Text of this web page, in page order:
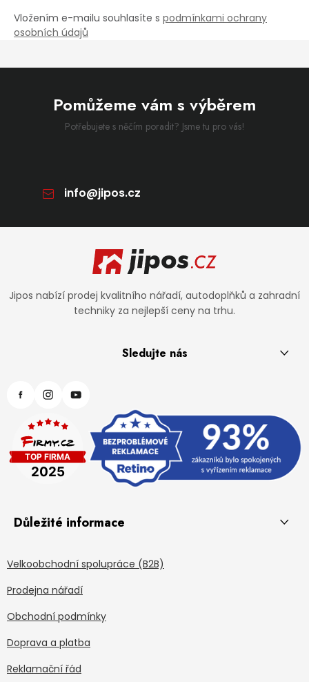
Vložením e-mailu souhlasíte s podmínkami ochrany
osobních údajů
Pomůžeme vám s výběrem
Potřebujete s něčím poradit? Jsme tu pro vás!
info@jipos.cz
Zápatí
Jipos nabízí prodej kvalitního nářadí, autodoplňků a zahradní
techniky za nejlepší ceny na trhu.
Sledujte nás
Důležité informace
Velkoobchodní spolupráce (B2B)
Prodejna nářadí
Obchodní podmínky
Doprava a platba
Reklamační řád